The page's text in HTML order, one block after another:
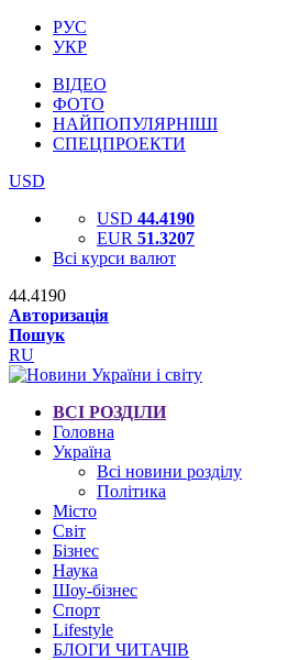
РУС
УКР
ВІДЕО
ФОТО
НАЙПОПУЛЯРНІШІ
СПЕЦПРОЕКТИ
USD
USD 44.4190
EUR 51.3207
Всі курси валют
44.4190
Авторизація
Пошук
RU
ВСІ РОЗДІЛИ
Головна
Україна
Всі новини розділу
Політика
Місто
Світ
Бізнес
Наука
Шоу-бізнес
Спорт
Lifestyle
БЛОГИ ЧИТАЧІВ